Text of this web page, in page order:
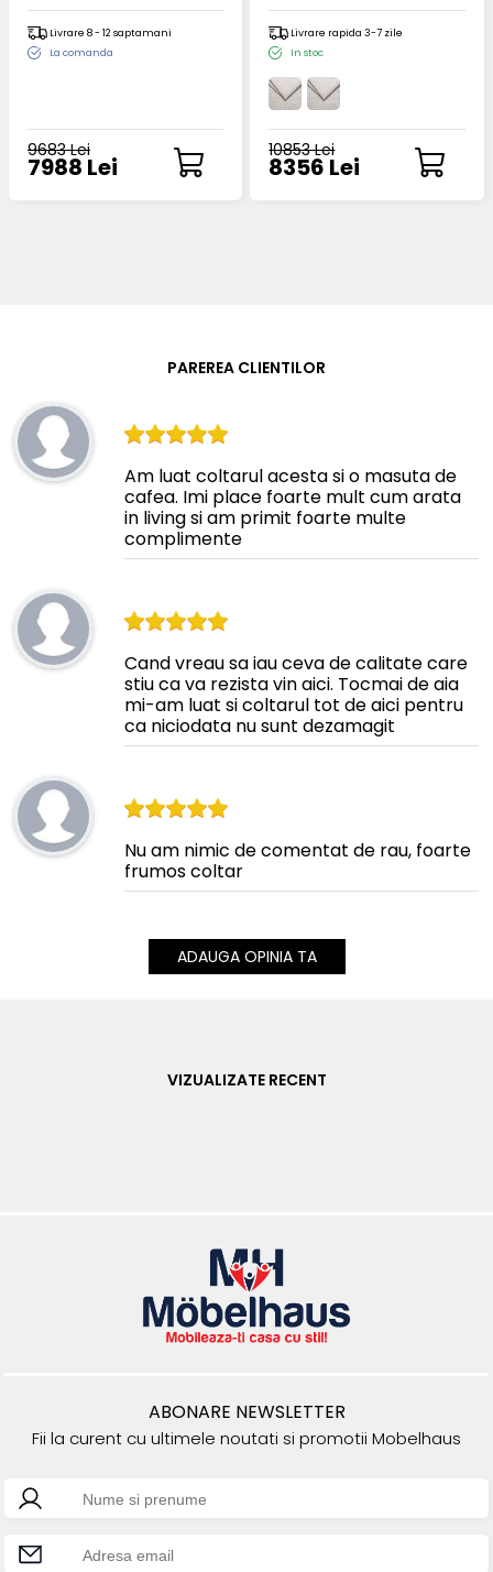
Livrare 8 - 12 saptamani
La comanda
9683 Lei
7988 Lei
Livrare rapida 3-7 zile
In stoc
10853 Lei
8356 Lei
PAREREA CLIENTILOR
Am luat coltarul acesta si o masuta de
cafea. Imi place foarte mult cum arata
in living si am primit foarte multe
complimente
Cand vreau sa iau ceva de calitate care
stiu ca va rezista vin aici. Tocmai de aia
mi-am luat si coltarul tot de aici pentru
ca niciodata nu sunt dezamagit
Nu am nimic de comentat de rau, foarte
frumos coltar
ADAUGA OPINIA TA
VIZUALIZATE RECENT
ABONARE NEWSLETTER
Fii la curent cu ultimele noutati si promotii Mobelhaus